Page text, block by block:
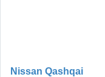
Nissan Qashqai